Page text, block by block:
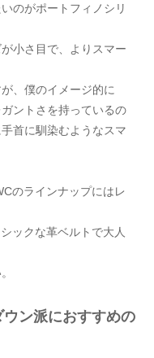
のがポートフィノシリ
小さ目で、よりスマー
、僕のイメージ的に
ントさを持っているの
首に馴染むようなスマ
のラインナップにはレ
ックな革ベルトで大人
ン派におすすめの